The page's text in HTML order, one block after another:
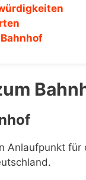
Anlaufpunkt für